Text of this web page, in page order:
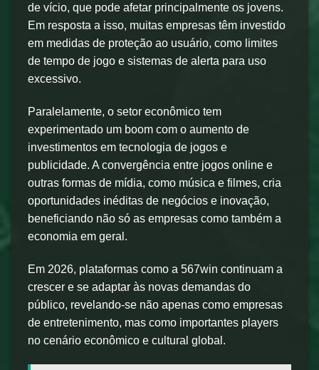
de vício, que pode afetar principalmente os jovens.
Em resposta a isso, muitas empresas têm investido
em medidas de proteção ao usuário, como limites
de tempo de jogo e sistemas de alerta para uso
excessivo.
Paralelamente, o setor econômico tem
experimentado um boom com o aumento de
investimentos em tecnologia de jogos e
publicidade. A convergência entre jogos online e
outras formas de mídia, como música e filmes, cria
oportunidades inéditas de negócios e inovação,
beneficiando não só as empresas como também a
economia em geral.
Em 2026, plataformas como a 567win continuam a
crescer e se adaptar às novas demandas do
público, revelando-se não apenas como empresas
de entretenimento, mas como importantes players
no cenário econômico e cultural global.